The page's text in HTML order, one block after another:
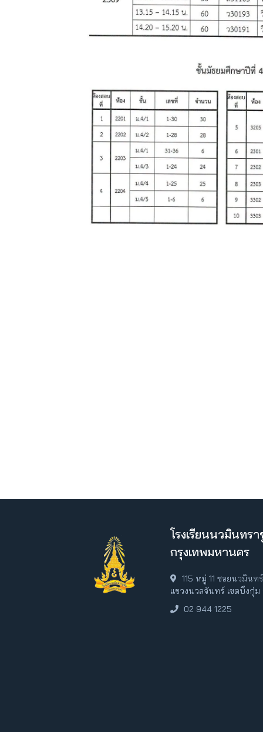
โรงเรียนนวมินทร
กรุงเทพมหานคร
115 หมู่ 11 ซอยนวมิน
แขวงนวลจันทร์ เขตบึงกุ่
02 944 1225